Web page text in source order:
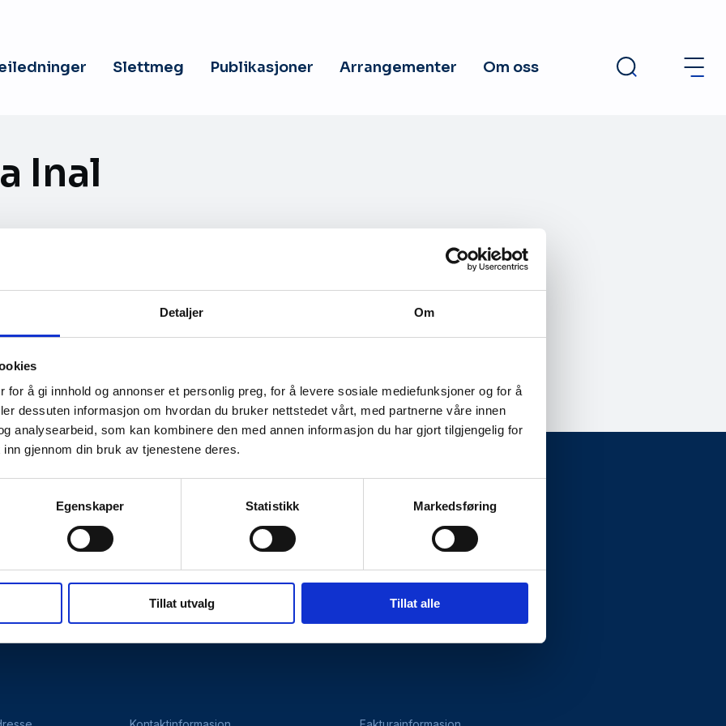
Detaljer Om
for å gi innhold og annonser et personlig preg, for å levere sosiale mediefunksjoner og for å
dessuten informasjon om hvordan du bruker nettstedet vårt, med partnerne våre innen
analysearbeid, som kan kombinere den med annen informasjon du har gjort tilgjengelig for
gjennom din bruk av tjenestene deres.
Egenskaper Statistikk Markedsføring
Tillat utvalg Tillat alle
Slettmeg Publikasjoner Arrangementer Om oss
Inal
Skatteverket.
sedan 2013 med Id-kort och Biometrifrågor.
utveckling, avtal samt förvaltning inom Biometriområdet.
Presseside
Personvernerklæring